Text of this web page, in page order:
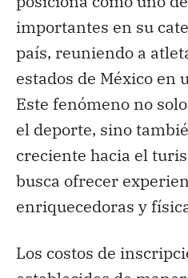
importantes en su
país, reuniendo a
estados de México en
Este fenómeno no
el deporte, sino
creciente hacia el
busca ofrecer
enriquecedoras y
Los costos de